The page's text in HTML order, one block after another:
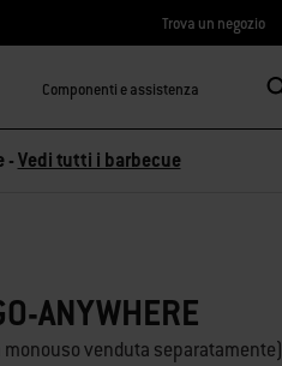
Trova un negozio
Componenti e assistenza
-Vedi tutti i barbecue
ANYWHERE
monouso venduta separatamente)